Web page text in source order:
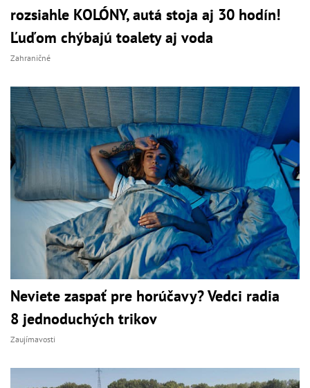
rozsiahle KOLÓNY, autá stoja aj 30 hodín!
Ľuďom chýbajú toalety aj voda
Zahraničné
Neviete zaspať pre horúčavy? Vedci radia
8 jednoduchých trikov
Zaujímavosti